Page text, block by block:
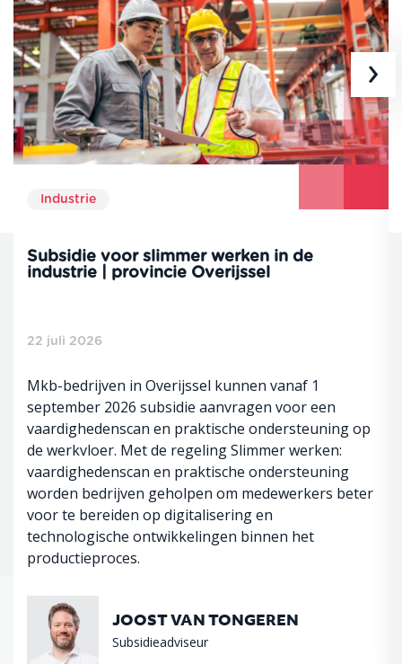
Industrie
Subsidie voor slimmer werken in de
industrie | provincie Overijssel
22 juli 2026
Mkb-bedrijven in Overijssel kunnen vanaf 1
september 2026 subsidie aanvragen voor een
vaardighedenscan en praktische ondersteuning op
de werkvloer. Met de regeling Slimmer werken:
vaardighedenscan en praktische ondersteuning
worden bedrijven geholpen om medewerkers beter
voor te bereiden op digitalisering en
technologische ontwikkelingen binnen het
productieproces.
JOOST VAN TONGEREN
Subsidieadviseur
›